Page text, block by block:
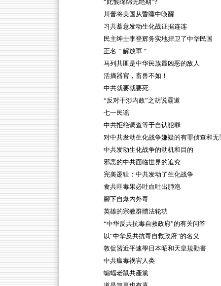
“此恨绵绵无绝期”?
川普将美国从昏睡中唤醒
习共蓄意发动生化战证据连连
民主绅士李登辉务实地捍卫了中华民国
正名＂解放軍＂
马列共匪是中华民族最凶恶的敌人
活摘器官，畜兽不如！
中共就要就要死
“反对干涉内政”之胡说霸道
七一民谣
中共拒绝调查等于自认犯罪
对中共发动生化战争嫌疑的有罪侦查和无
中共发动生化战争的动机和目的
邪恶的中共面临世界的追究
完美逻辑：中共发动了生化战争
食共匪毒果必吐血吐出肺泡
腳下自爆內外毒
英雄的宗教群體法轮功
“中华反共抗毒自救政府”的有关问答
以“中华反共抗毒自救政府”的名义
敦促習近平速學日本昭和天皇規勸書
中共瘟毒祸害人类
蝙蝠老鼠共產黨